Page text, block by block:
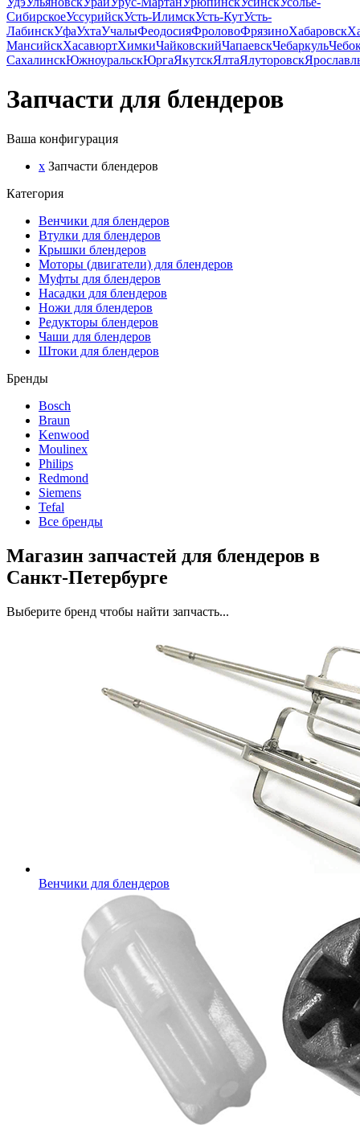
СибирскоеУссурийскУсть-ИлимскУсть-КутУсть-
ЛабинскУфаУхтаУчалыФеодосияФроловоФрязиноХабаровск
МансийскХасавюртХимкиЧайковскийЧапаевскЧебаркуль
СахалинскЮжноуральскЮргаЯкутскЯлтаЯлуторовск
Запчасти для блендеров
Ваша конфигурация
x Запчасти блендеров
Категория
Венчики для блендеров
Втулки для блендеров
Крышки блендеров
Моторы (двигатели) для блендеров
Муфты для блендеров
Насадки для блендеров
Ножи для блендеров
Редукторы блендеров
Чаши для блендеров
Штоки для блендеров
Бренды
Bosch
Braun
Kenwood
Moulinex
Philips
Redmond
Siemens
Tefal
Все бренды
Магазин запчастей для блендеров в
Санкт-Петербурге
Выберите бренд чтобы найти запчасть...
Венчики для блендеров